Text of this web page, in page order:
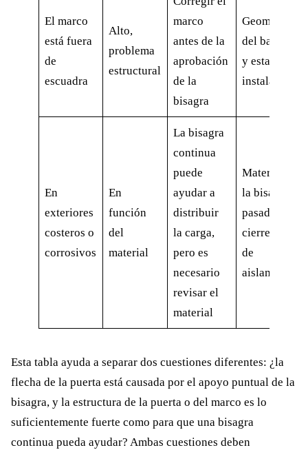
El marco
está fuera
de
escuadra
Alto,
problema
estructural
marco
antes de la
aprobación
de la
bisagra
Geometría
del bastidor
y estado de
instalación
En
exteriores
costeros o
corrosivos
En
función
del
material
La bisagra
continua
puede
ayudar a
distribuir
la carga,
pero es
necesario
revisar el
material
Material de
la bisagra,
pasador,
cierres, capa
de
aislamiento
Esta tabla ayuda a separar dos cuestiones diferentes: ¿la
flecha de la puerta está causada por el apoyo puntual de la
bisagra, y la estructura de la puerta o del marco es lo
suficientemente fuerte como para que una bisagra
continua pueda ayudar? Ambas cuestiones deben